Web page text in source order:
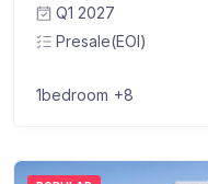
Q1 2027
Presale(EOI)
1bedroom +8